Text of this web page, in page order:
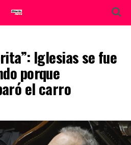
Iglesias se fue
porque
el carro